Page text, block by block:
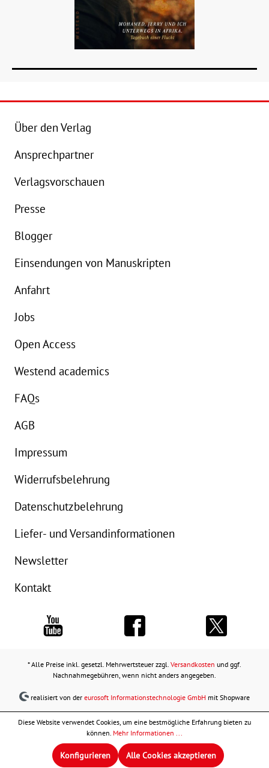
Über den Verlag
Ansprechpartner
Verlagsvorschauen
Presse
Blogger
Einsendungen von Manuskripten
Anfahrt
Jobs
Open Access
Westend academics
FAQs
AGB
Impressum
Widerrufsbelehrung
Datenschutzbelehrung
Liefer- und Versandinformationen
Newsletter
Kontakt
* Alle Preise inkl. gesetzl. Mehrwertsteuer zzgl. Versandkosten und ggf.
Nachnahmegebühren, wenn nicht anders angegeben.
realisiert von dereurosoft Informationstechnologie GmbH mit Shopware
Diese Website verwendet Cookies, um eine bestmögliche Erfahrung bieten zu
können. Mehr Informationen ...
Konfigurieren Alle Cookies akzeptieren